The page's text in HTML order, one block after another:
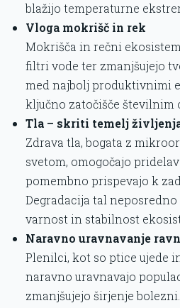
blažijo temperaturne
Vloga mokrišč in rek
Mokrišča in rečni
filtri vode ter zmanjšujejo
med najbolj produktivnimi
ključno zatočišče številnim
Tla – skriti temelj
Zdrava tla, bogata z
svetom, omogočajo
pomembno prispevajo k
Degradacija tal
varnost in stabilnost
Naravno uravnavanje
Plenilci, kot so ptice ujede
naravno uravnavajo
zmanjšujejo širjenje